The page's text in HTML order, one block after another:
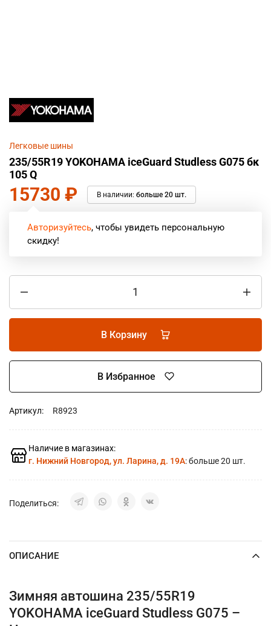
Легковые шины
235/55R19 YOKOHAMA iceGuard Studless G075 бк
105 Q
15730 ₽ В наличии: больше 20 шт.
Авторизуйтесь, чтобы увидеть персональную
скидку!
В Корзину
В Избранное
Артикул: R8923
Наличие в магазинах:
г. Нижний Новгород, ул. Ларина, д. 19А: больше 20 шт.
Поделиться:
ОПИСАНИЕ
Зимняя автошина 235/55R19
YOKOHAMA iceGuard Studless G075 –